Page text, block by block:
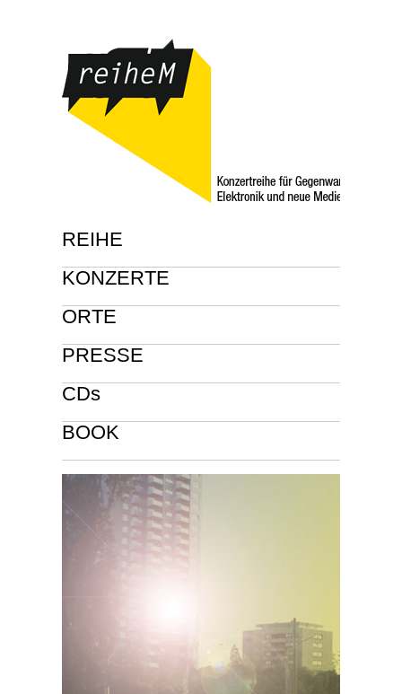
REIHE
KONZERTE
ORTE
PRESSE
CDs
BOOK